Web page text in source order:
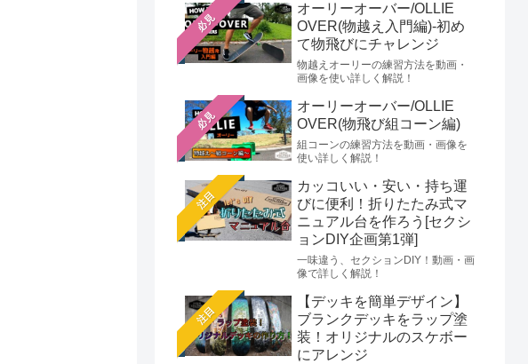
必見
オーリーオーバー/OLLIE
OVER(物越え入門編)-初め
て物飛びにチャレンジ
物越えオーリーの練習方法を動画・
画像を使い詳しく解説！
必見
オーリーオーバー/OLLIE
OVER(物飛び組コーン編)
組コーンの練習方法を動画・画像を
使い詳しく解説！
注目
カッコいい・安い・持ち運
びに便利！折りたたみ式マ
ニュアル台を作ろう[セクシ
ョンDIY企画第1弾]
一味違う、セクションDIY！動画・画
像で詳しく解説！
注目
【デッキを簡単デザイン】
ブランクデッキをラップ塗
装！オリジナルのスケボー
にアレンジ